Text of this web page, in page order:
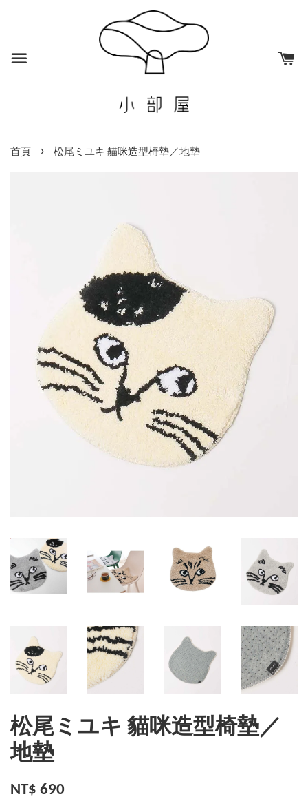
首頁 › 松尾ミユキ 貓咪造型椅墊／地墊
松尾ミユキ 貓咪造型椅墊／
地墊
NT$ 690